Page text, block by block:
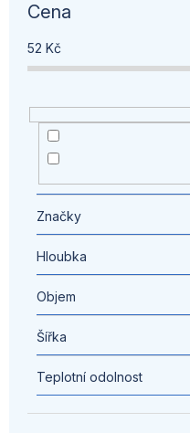
Cena
52 Kč
Maxima
stare 6
Značky
Hloubka
Objem
Šířka
Teplotní odolnost